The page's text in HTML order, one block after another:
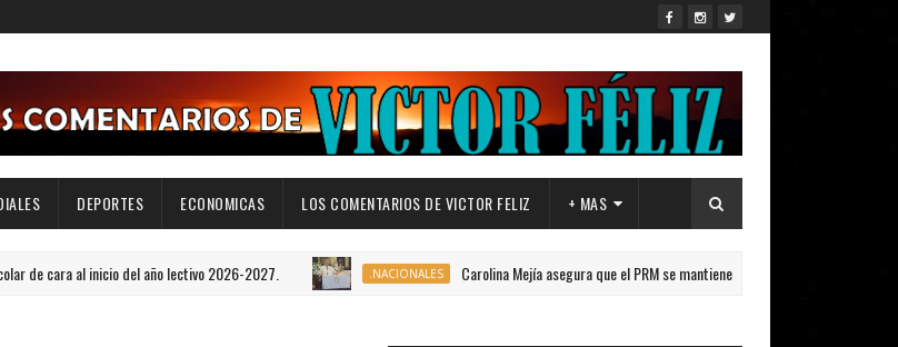
DEPORTES ECONOMICAS LOS COMENTARIOS DE VICTOR FELIZ + MAS
inicio del año lectivo 2026-2027. .NACIONALES Carolina Mejía asegura que el PRM se mantiene cohesionado rumbo al 2028.